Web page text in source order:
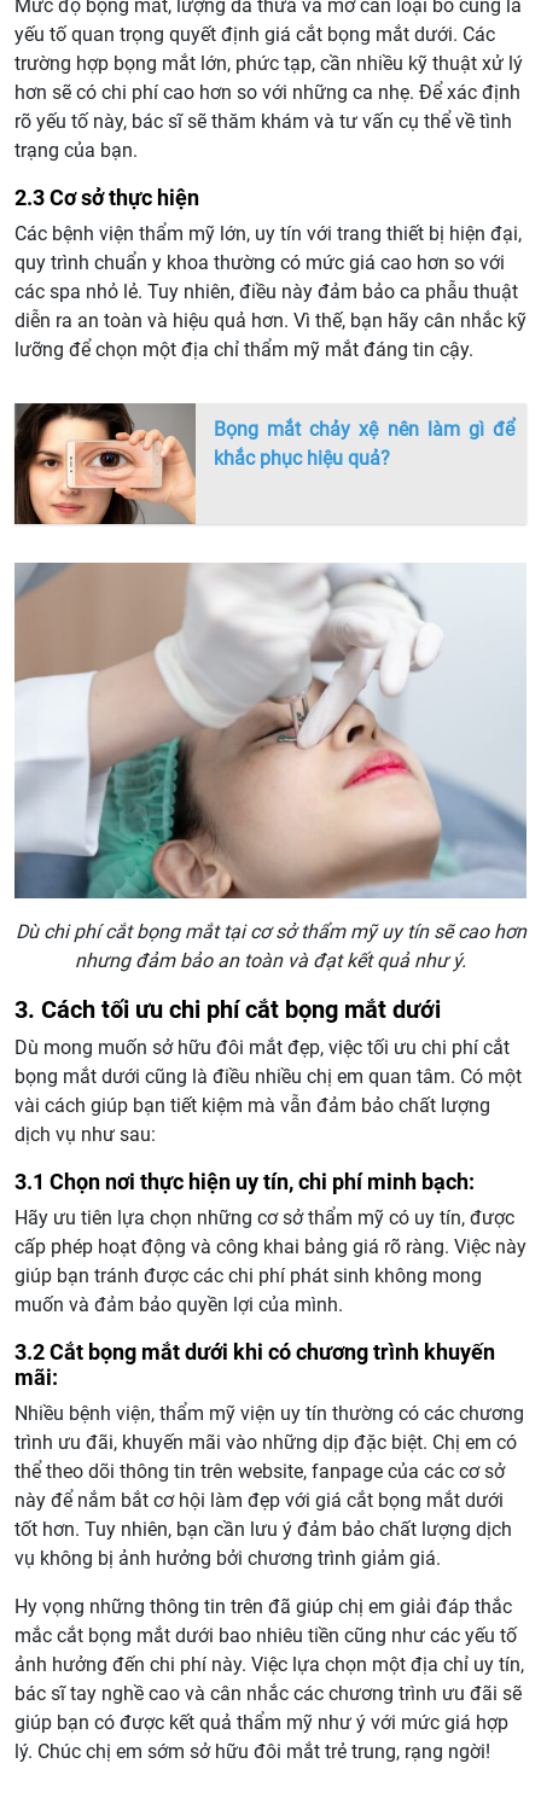
Mức độ bọng mắt, lượng da thừa và mỡ cần loại bỏ cũng là
yếu tố quan trọng quyết định giá cắt bọng mắt dưới. Các
trường hợp bọng mắt lớn, phức tạp, cần nhiều kỹ thuật xử lý
hơn sẽ có chi phí cao hơn so với những ca nhẹ. Để xác định
rõ yếu tố này, bác sĩ sẽ thăm khám và tư vấn cụ thể về tình
trạng của bạn.
2.3 Cơ sở thực hiện
Các bệnh viện thẩm mỹ lớn, uy tín với trang thiết bị hiện đại,
quy trình chuẩn y khoa thường có mức giá cao hơn so với
các spa nhỏ lẻ. Tuy nhiên, điều này đảm bảo ca phẫu thuật
diễn ra an toàn và hiệu quả hơn. Vì thế, bạn hãy cân nhắc kỹ
lưỡng để chọn một địa chỉ thẩm mỹ mắt đáng tin cậy.
Bọng mắt chảy xệ nên làm gì để
khắc phục hiệu quả?
Dù chi phí cắt bọng mắt tại cơ sở thẩm mỹ uy tín sẽ cao hơn
nhưng đảm bảo an toàn và đạt kết quả như ý.
3. Cách tối ưu chi phí cắt bọng mắt dưới
Dù mong muốn sở hữu đôi mắt đẹp, việc tối ưu chi phí cắt
bọng mắt dưới cũng là điều nhiều chị em quan tâm. Có một
vài cách giúp bạn tiết kiệm mà vẫn đảm bảo chất lượng
dịch vụ như sau:
3.1 Chọn nơi thực hiện uy tín, chi phí minh bạch:
Hãy ưu tiên lựa chọn những cơ sở thẩm mỹ có uy tín, được
cấp phép hoạt động và công khai bảng giá rõ ràng. Việc này
giúp bạn tránh được các chi phí phát sinh không mong
muốn và đảm bảo quyền lợi của mình.
3.2 Cắt bọng mắt dưới khi có chương trình khuyến
mãi:
Nhiều bệnh viện, thẩm mỹ viện uy tín thường có các chương
trình ưu đãi, khuyến mãi vào những dịp đặc biệt. Chị em có
thể theo dõi thông tin trên website, fanpage của các cơ sở
này để nắm bắt cơ hội làm đẹp với giá cắt bọng mắt dưới
tốt hơn. Tuy nhiên, bạn cần lưu ý đảm bảo chất lượng dịch
vụ không bị ảnh hưởng bởi chương trình giảm giá.
Hy vọng những thông tin trên đã giúp chị em giải đáp thắc
mắc cắt bọng mắt dưới bao nhiêu tiền cũng như các yếu tố
ảnh hưởng đến chi phí này. Việc lựa chọn một địa chỉ uy tín,
bác sĩ tay nghề cao và cân nhắc các chương trình ưu đãi sẽ
giúp bạn có được kết quả thẩm mỹ như ý với mức giá hợp
lý. Chúc chị em sớm sở hữu đôi mắt trẻ trung, rạng ngời!